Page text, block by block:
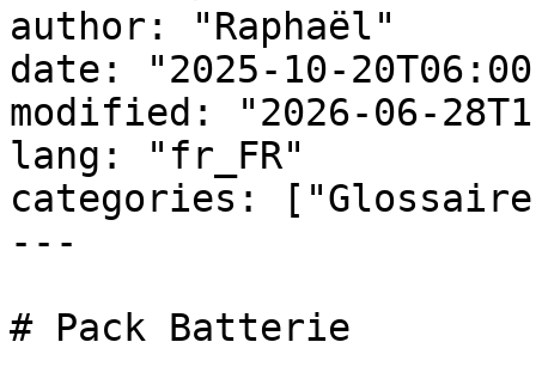
author: "Raphaël"
date: "2025-10-
modified: "2026-06-
lang: "fr_FR"
categories:
---
# Pack Batterie